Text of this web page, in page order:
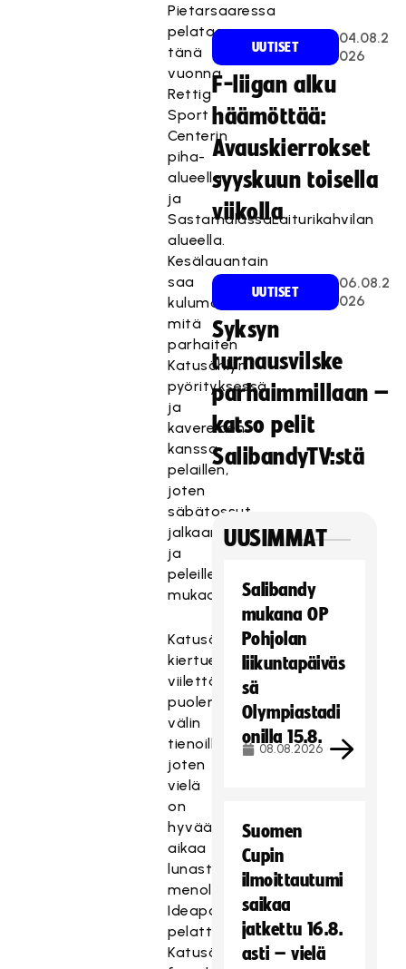
Pietarsaaressa
pelataan
tänä
vuonna
Rettig
Sport
Centerin
piha-
alueella
ja
SastamalassaLaiturikahvilan
alueella.
Kesälauantain
saa
kulumaan
mitä
parhaiten
Katusählyn
pyörityksessä
ja
kavereiden
kanssa
pelaillen,
joten
säbätossut
jalkaan
ja
peleille
mukaan!
Katusähly-
kiertue
viilettää
puolen
välin
tienoilla,
joten
vielä
on
hyvää
aikaa
lunastaa
menolippuja
Ideaparkissa
pelattavaan
Katusähly-
UUTISET
04.08.2
026
F-liigan alku
häämöttää:
Avauskierrokset
syyskuun toisella
viikolla
UUTISET
06.08.2
026
Syksyn
turnausvilske
parhaimmillaan –
katso pelit
SalibandyTV:stä
UUSIMMAT
Salibandy
mukana OP
Pohjolan
liikuntapäiväs
sä
Olympiastadi
onilla 15.8.
08.08.2026
Suomen
Cupin
ilmoittautumi
saikaa
jatkettu 16.8.
asti – vielä